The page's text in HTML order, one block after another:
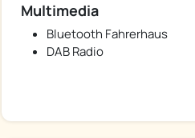
Multimedia
Bluetooth Fahrerhaus
DAB Radio